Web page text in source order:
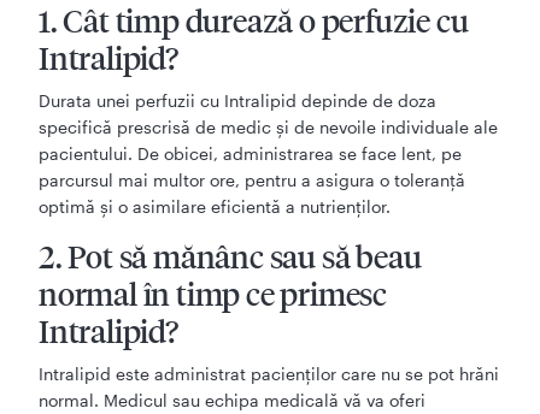
1. Cât timp durează o perfuzie cu
Intralipid?
Durata unei perfuzii cu Intralipid depinde de doza
specifică prescrisă de medic și de nevoile individuale ale
pacientului. De obicei, administrarea se face lent, pe
parcursul mai multor ore, pentru a asigura o toleranță
optimă și o asimilare eficientă a nutrienților.
2. Pot să mănânc sau să beau
normal în timp ce primesc
Intralipid?
Intralipid este administrat pacienților care nu se pot hrăni
normal. Medicul sau echipa medicală vă va oferi